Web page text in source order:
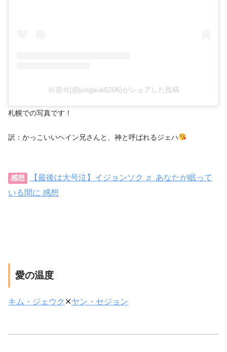
이종석(@jongsuk0206)がシェアした投稿
札幌での写真です！
訳：かっこいいヘイン兄さんと、神と呼ばれるジェハ
感想
【最後は大号泣】イジョンソク ♬ あなたが眠って
いる間に 感想
愛の温度
キム・ジェウク ✕ヤン・セジョン